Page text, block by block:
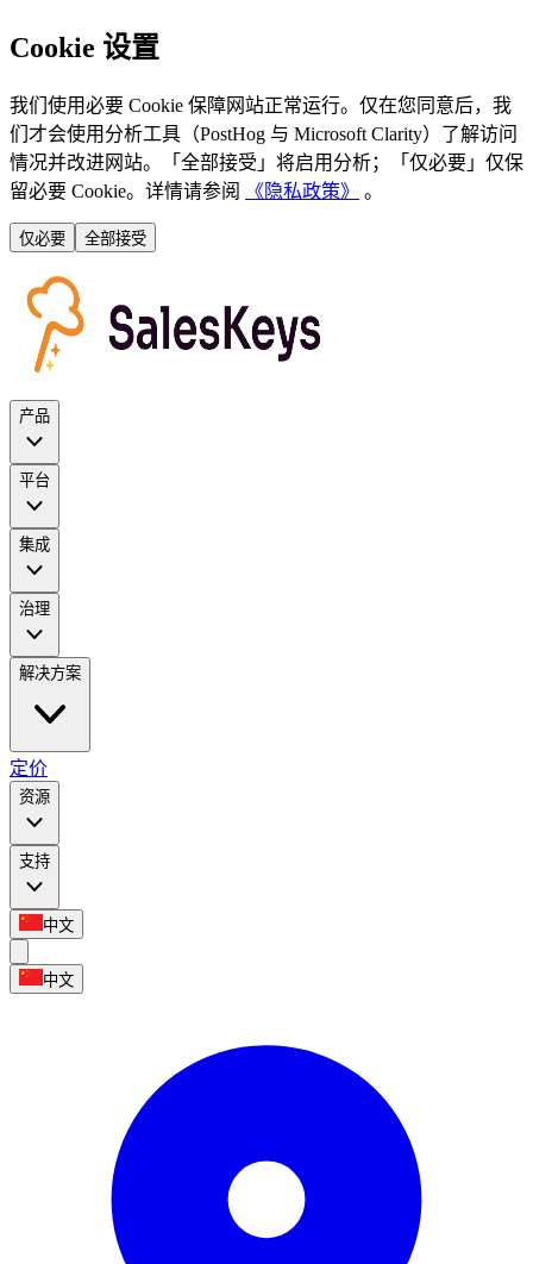
Cookie 设置
我们使用必要 Cookie 保障网站正常运行。仅在您同意后，我
们才会使用分析工具（PostHog 与 Microsoft Clarity）了解访问
情况并改进网站。「全部接受」将启用分析；「仅必要」仅保
留必要 Cookie。详情请参阅
《隐私政策》 。
仅必要 全部接受
产品
平台
集成
治理
解决方案
定价
资源
支持
中文
中文